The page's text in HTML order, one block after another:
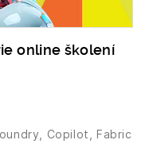
online školení
Copilot, Fabric